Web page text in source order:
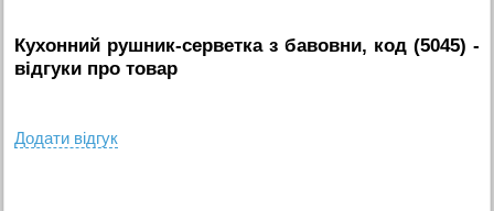
Кухонний рушник-серветка з бавовни, код (5045) -
вiдгуки про товар
Додати вiдгук